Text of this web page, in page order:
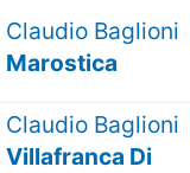
Claudio Baglioni
Marostica
Claudio Baglioni
Villafranca Di